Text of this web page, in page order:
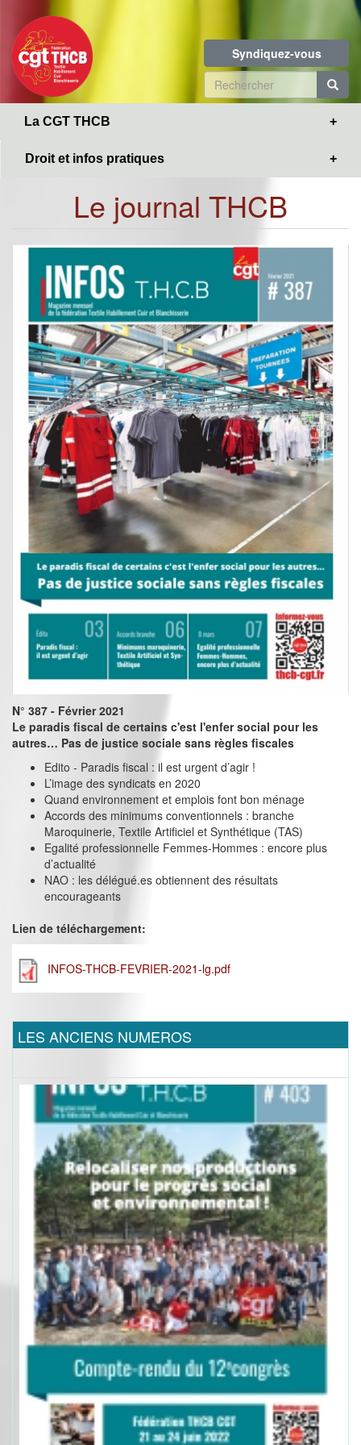
contenu
principal
Syndiquez-vous
Formulaire
de
La CGT THCB
Droit et infos pratiques
Le journal THCB
N° 387 - Février 2021
Le paradis fiscal de certains c'est l'enfer social pour les
autres… Pas de justice sociale sans règles fiscales
Edito - Paradis fiscal : il est urgent d’agir !
L’image des syndicats en 2020
Quand environnement et emplois font bon ménage
Accords des minimums conventionnels : branche
Maroquinerie, Textile Artificiel et Synthétique (TAS)
Egalité professionnelle Femmes-Hommes : encore plus
d’actualité
NAO : les délégué.es obtiennent des résultats
encourageants
Lien de téléchargement:
INFOS-THCB-FEVRIER-2021-lg.pdf
LES ANCIENS NUMEROS